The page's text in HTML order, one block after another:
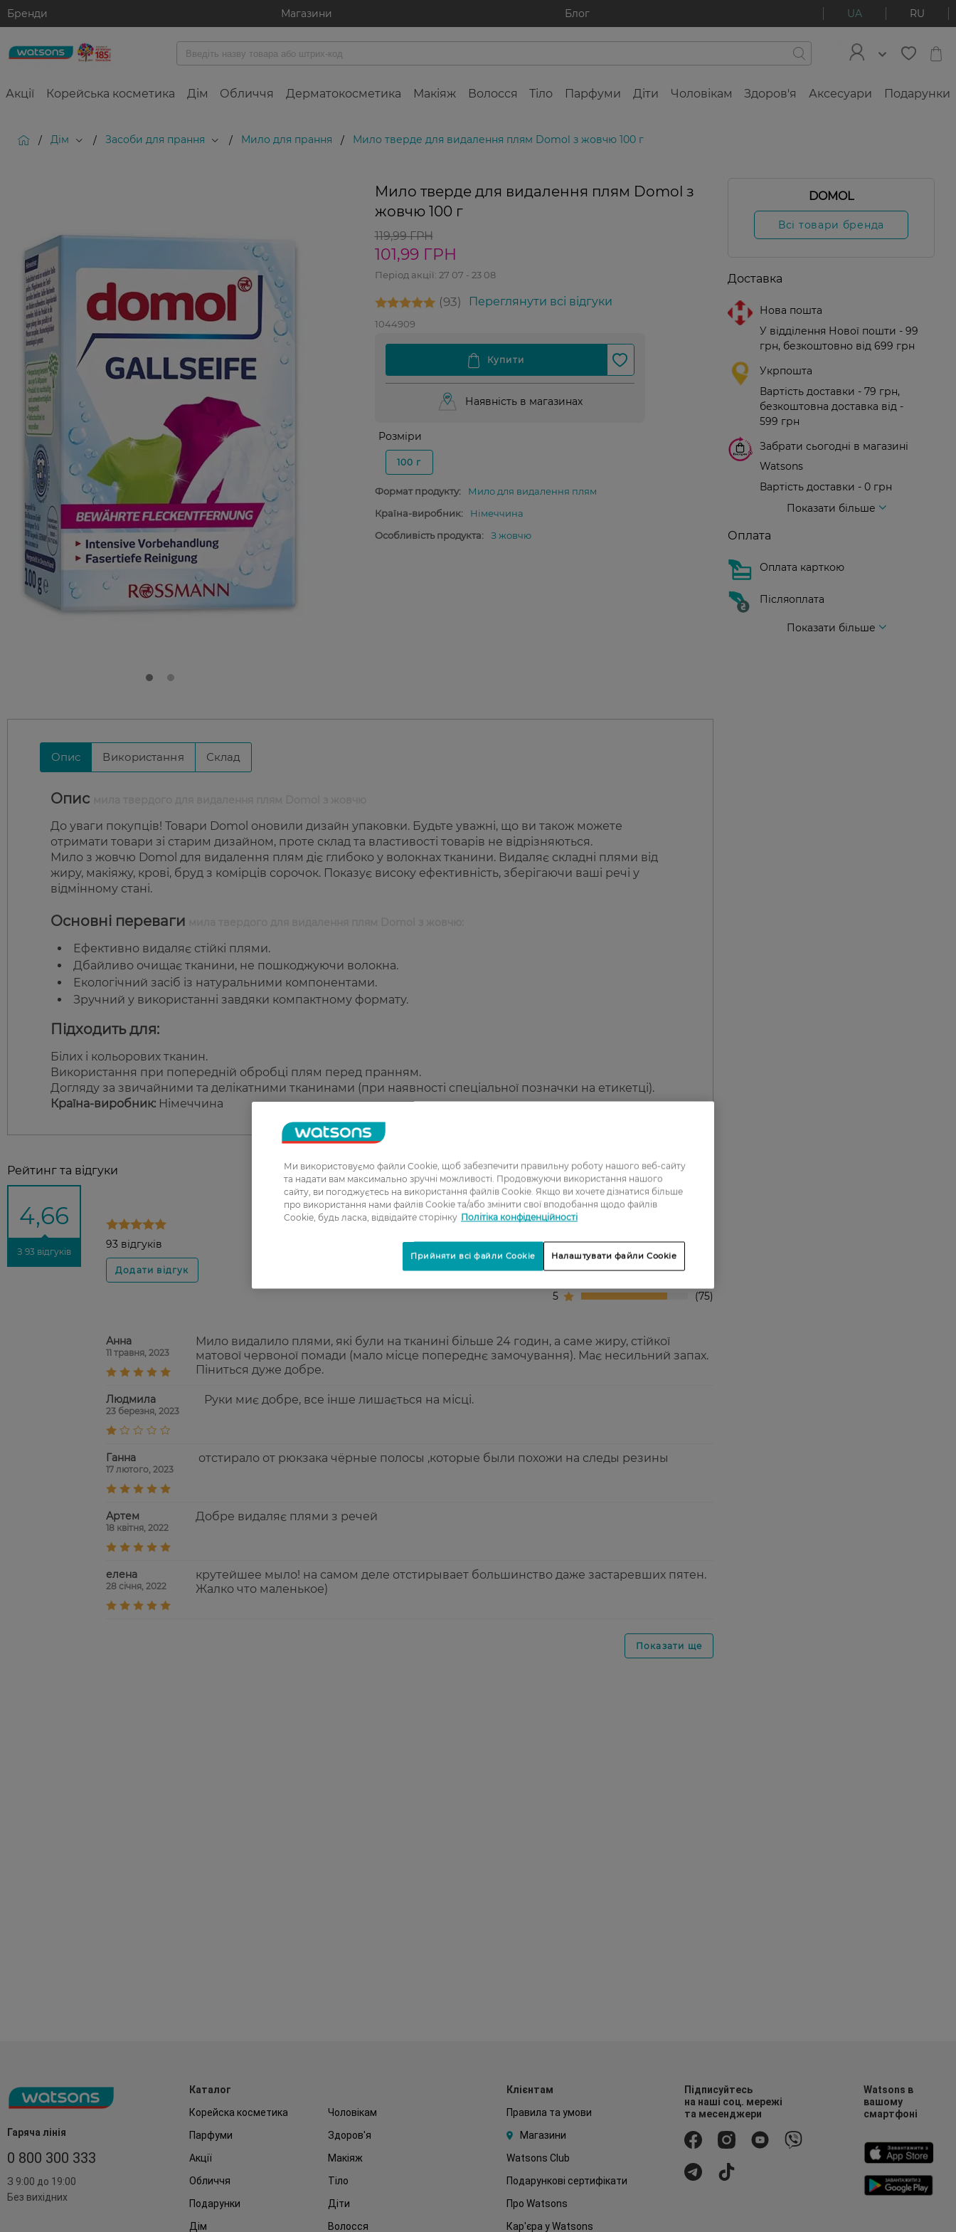
Бренди Магазини Блог UA RU
Акції Корейська косметика Дім Обличчя Дерматокосметика Макіяж Волосся Тіло Парфуми Діти Чоловікам Здоров'я Аксесуари Подарунки
/ Дім / Засоби для прання / Мило для прання / Мило тверде для видалення плям Domol з жовчю 100 г
Мило тверде для видалення плям Domol з
жовчю 100 г
119,99 ГРН
101,99 ГРН
Період акції: 27 07 - 23 08
93 Переглянути всі відгуки
1044909
Наявність в магазинах
Розміри
100 г
Формат продукту:
Мило для видалення плям
Країна-виробник:
Німеччина
Особливість продукта:
З жовчю
Опис Використання Склад
Опис
До уваги покупців! Товари Domol оновили дизайн упаковки. Будьте уважні, що ви також можете
отримати товари зі старим дизайном, проте склад та властивості товарів не відрізняються.
Мило з жовчю Domol для видалення плям діє глибоко у волокнах тканини. Видаляє складні плями від
жиру, макіяжу, крові, бруд з комірців сорочок. Показує високу ефективність, зберігаючи ваші речі у
відмінному стані.
Основні переваги
Ефективно видаляє стійкі плями.
Дбайливо очищає тканини, не пошкоджуючи волокна.
Екологічний засіб із натуральними компонентами.
Зручний у використанні завдяки компактному формату.
Підходить для:
Білих і кольорових тканин.
Використання при попередній обробці плям перед пранням.
Догляду за звичайними та делікатними тканинами (при наявності спеціальної позначки на етикетці).
Країна-виробник: Німеччина
Рейтинг та відгуки
4,66
З 93 відгуків
93 відгуків
1
2
3
4
5
75
Анна
11 травня, 2023
Мило видалило плями, які були на тканині більше 24 годин, а саме жиру, стійкої
матової червоної помади (мало місце попереднє замочування). Має несильний запах.
Піниться дуже добре.
Людмила
23 березня, 2023
Руки миє добре, все інше лишається на місці.
Ганна
17 лютого, 2023
отстирало от рюкзака чёрные полосы ,которые были похожи на следы резины
Артем
18 квітня, 2022
Добре видаляє плями з речей
елена
28 січня, 2022
крутейшее мыло! на самом деле отстирывает большинство даже застаревших пятен.
Жалко что маленькое)
Показати ще
DOMOL
Всі товари бренда
Доставка
Нова пошта
У відділення Нової пошти - 99
грн, безкоштовно від 699 грн
Укрпошта
Вартість доставки - 79 грн,
безкоштовна доставка від -
599 грн
Забрати сьогодні в магазині
Watsons
Вартість доставки - 0 грн
Показати більше
Оплата
Оплата карткою
Післяоплата
Показати більше
Гаряча лінія
0 800 300 333
З 9:00 до 19:00
Без вихідних
Каталог
Корейска косметика
Чоловікам
Парфуми
Здоров'я
Акції
Макіяж
Обличчя
Тіло
Подарунки
Діти
Дім
Волосся
Клієнтам
Правила та умови
Магазини
Watsons Club
Подарункові сертифікати
Про Watsons
Кар'єра у Watsons
Підписуйтесь
на наші соц. мережі
та месенджери
Watsons в
вашому
смартфоні
Ми використовуємо файли Cookie, щоб забезпечити правильну роботу нашого веб-сайту
та надати вам максимально зручні можливості. Продовжуючи використання нашого
сайту, ви погоджуєтесь на використання файлів Cookie. Якщо ви хочете дізнатися більше
про використання нами файлів Cookie та/або змінити свої вподобання щодо файлів
Cookie, будь ласка, відвідайте сторінку Політіка конфіденційності
Налаштувати файли Cookie
Прийняти всі файли Cookie